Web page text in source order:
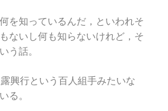
を知っているんだ，といわれそ
ないし何も知らないけれど，そ
う話。
興行という百人組手みたいな
る。